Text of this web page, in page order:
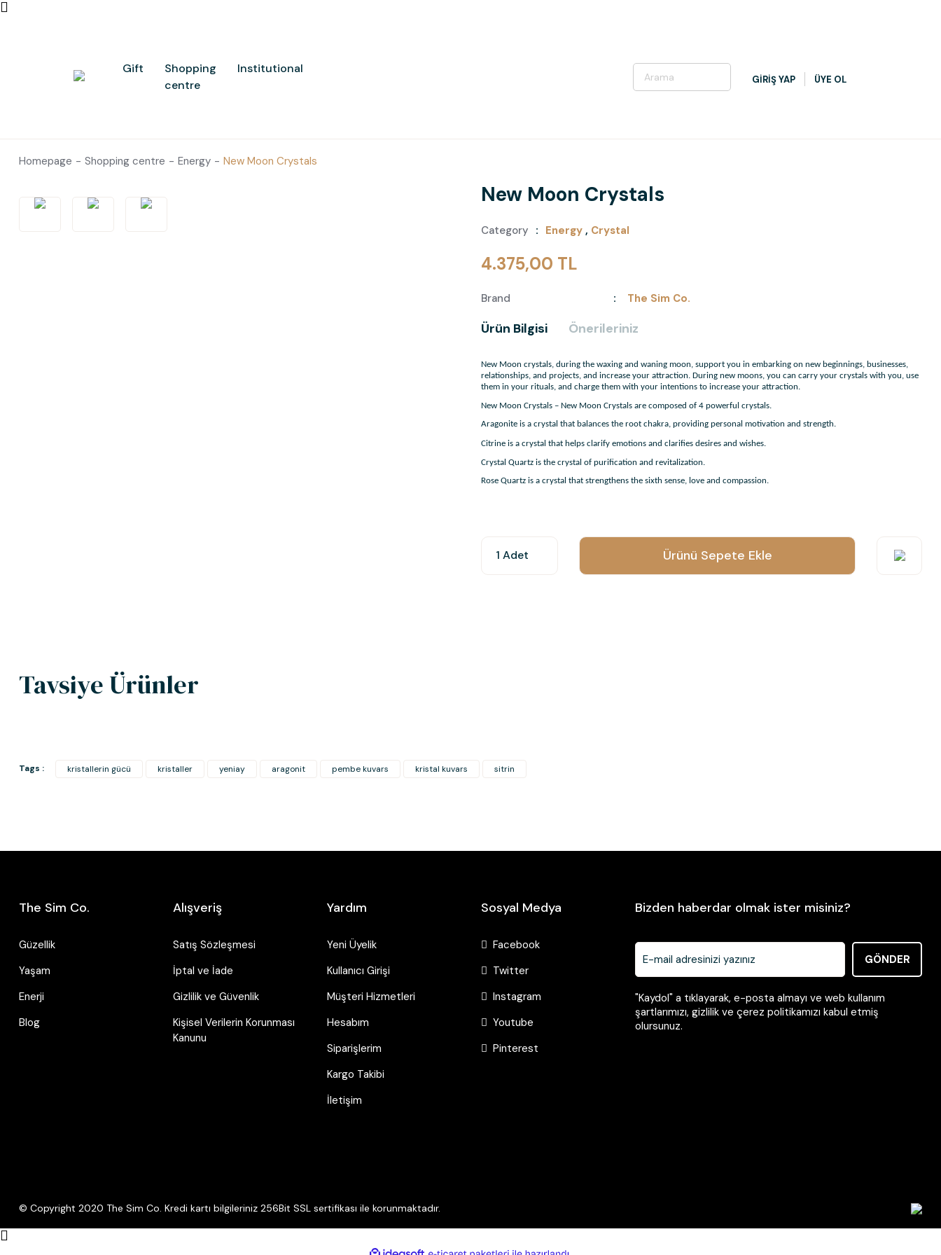
Gift
Shopping
centre
Institutional
GİRİŞ YAP ÜYE OL
Homepage Shopping centre Energy New Moon Crystals
New Moon Crystals
Category Energy , Crystal
4.375,00 TL
Brand The Sim Co.
Ürün Bilgisi Önerileriniz
New Moon crystals, during the waxing and waning moon, support you in embarking on new beginnings, businesses,
relationships, and projects, and increase your attraction. During new moons, you can carry your crystals with you, use
them in your rituals, and charge them with your intentions to increase your attraction.
New Moon Crystals – New Moon Crystals are composed of 4 powerful crystals.
Aragonite is a crystal that balances the root chakra, providing personal motivation and strength.
Citrine is a crystal that helps clarify emotions and clarifies desires and wishes.
Crystal Quartz is the crystal of purification and revitalization.
Rose Quartz is a crystal that strengthens the sixth sense, love and compassion.
You can use the suggestion form to submit feedback on the product's price, image, description, or any
other insufficient areas.
Thank you for your feedback and suggestions.
Ürünü Sepete Ekle
Tavsiye Ürünler
3.200,00 TL
Tags : kristallerin gücü kristaller yeniay aragonit pembe kuvars kristal kuvars sitrin
The Sim Co.
Güzellik
Yaşam
Enerji
Blog
Alışveriş
Satış Sözleşmesi
İptal ve İade
Gizlilik ve Güvenlik
Kişisel Verilerin Korunması
Kanunu
Yardım
Yeni Üyelik
Kullanıcı Girişi
Müşteri Hizmetleri
Hesabım
Siparişlerim
Kargo Takibi
İletişim
Sosyal Medya
Facebook
Twitter
Instagram
Youtube
Pinterest
Bizden haberdar olmak ister misiniz?
GÖNDER
"Kaydol" a tıklayarak, e-posta almayı ve web kullanım
şartlarımızı, gizlilik ve çerez politikamızı kabul etmiş
olursunuz.
© Copyright 2020 The Sim Co. Kredi kartı bilgileriniz 256Bit SSL sertifikası ile korunmaktadır.